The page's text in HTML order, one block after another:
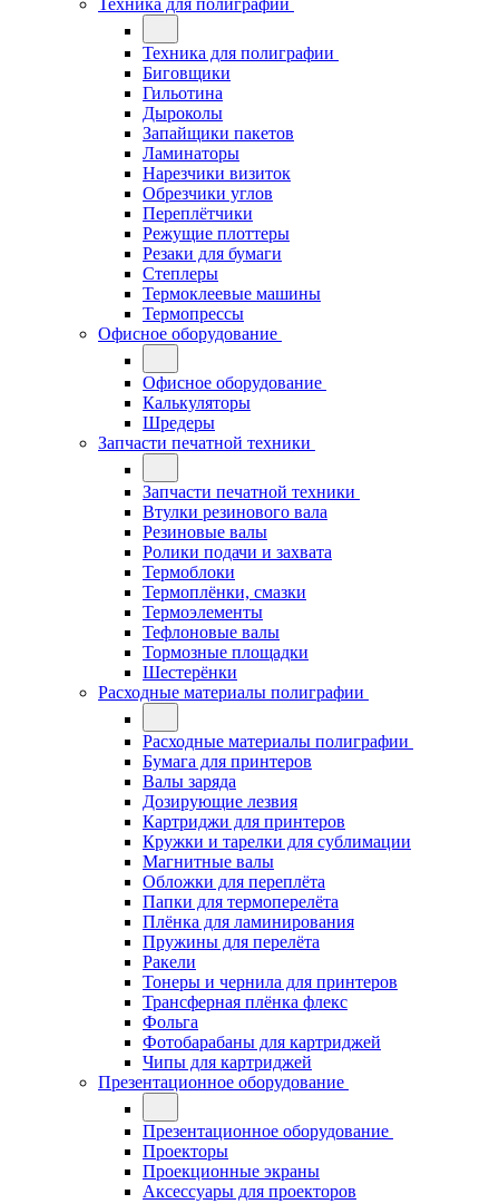
Техника для полиграфии
Техника для полиграфии
Биговщики
Гильотина
Дыроколы
Запайщики пакетов
Ламинаторы
Нарезчики визиток
Обрезчики углов
Переплётчики
Режущие плоттеры
Резаки для бумаги
Степлеры
Термоклеевые машины
Термопрессы
Офисное оборудование
Офисное оборудование
Калькуляторы
Шредеры
Запчасти печатной техники
Запчасти печатной техники
Втулки резинового вала
Резиновые валы
Ролики подачи и захвата
Термоблоки
Термоплёнки, смазки
Термоэлементы
Тефлоновые валы
Тормозные площадки
Шестерёнки
Расходные материалы полиграфии
Расходные материалы полиграфии
Бумага для принтеров
Валы заряда
Дозирующие лезвия
Картриджи для принтеров
Кружки и тарелки для сублимации
Магнитные валы
Обложки для переплёта
Папки для термоперелёта
Плёнка для ламинирования
Пружины для перелёта
Ракели
Тонеры и чернила для принтеров
Трансферная плёнка флекс
Фольга
Фотобарабаны для картриджей
Чипы для картриджей
Презентационное оборудование
Презентационное оборудование
Проекторы
Проекционные экраны
Аксессуары для проекторов